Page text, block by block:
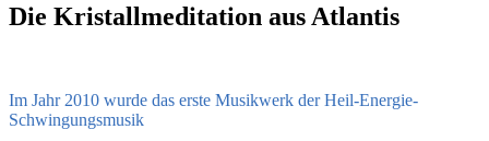
Die Kristallmeditation aus Atlantis
Im Jahr 2010 wurde das erste Musikwerk der Heil-Energie-
Schwingungsmusik